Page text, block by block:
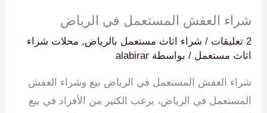
شراء العفش المستعمل في الرياض
2 تعليقات / شراء اثاث مستعمل بالرياض, محلات شراء
اثاث مستعمل / بواسطة alabirar
شراء العفش المستعمل في الرياض بيع وشراء العفش
المستعمل في الرياض، يرغب الكثير من الأفراد في بيع